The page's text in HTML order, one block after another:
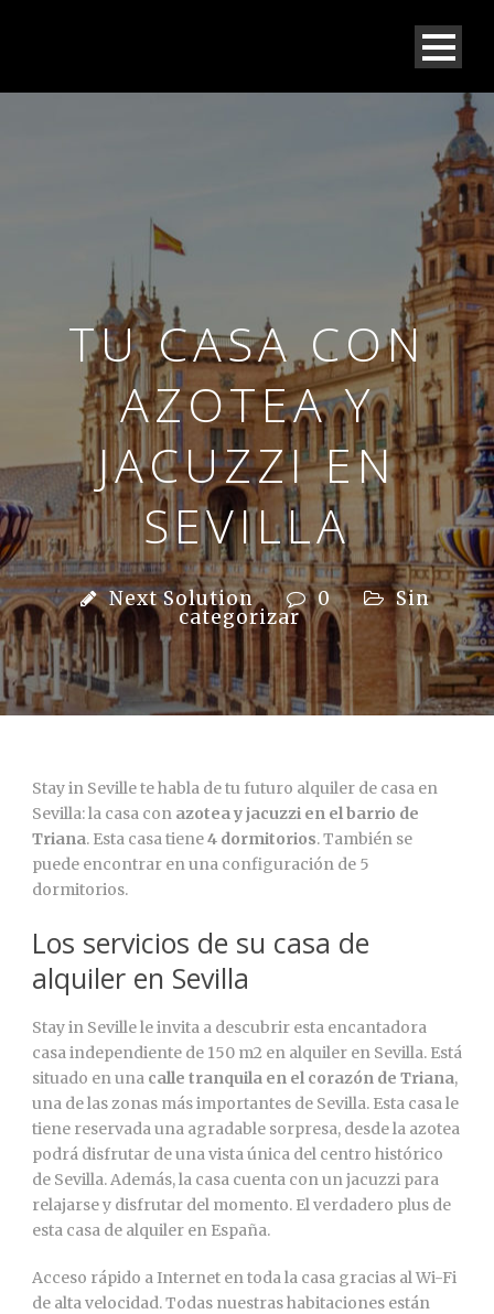
TU CASA CON
AZOTEA Y
JACUZZI EN
SEVILLA
Next Solution 0 Sin
categorizar
Stay in Seville te habla de tu futuro alquiler de casa en
Sevilla: la casa con azotea y jacuzzi en el barrio de
Triana. Esta casa tiene4 dormitorios. También se
puede encontrar en una configuración de 5
dormitorios.
Los servicios de su casa de
alquiler en Sevilla
Stay in Seville le invita a descubrir esta encantadora
casa independiente de 150 m2 en alquiler en Sevilla. Está
situado en una calle tranquila en el corazón de Triana,
una de las zonas más importantes de Sevilla. Esta casa le
tiene reservada una agradable sorpresa, desde la azotea
podrá disfrutar de una vista única del centro histórico
de Sevilla. Además, la casa cuenta con un jacuzzi para
relajarse y disfrutar del momento. El verdadero plus de
esta casa de alquiler en España.
Acceso rápido a Internet en toda la casa gracias al Wi-Fi
de alta velocidad. Todas nuestras habitaciones están